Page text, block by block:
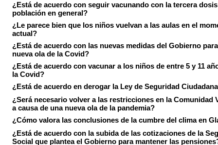
¿Está de acuerdo con seguir vacunando con la tercera
población en general?
¿Le parece bien que los niños vuelvan a las aulas en el
actual?
¿Está de acuerdo con las nuevas medidas del Gobierno
nueva ola de la Covid?
¿Está de acuerdo con vacunar a los niños de entre 5 y 11
la Covid?
¿Está de acuerdo en derogar la Ley de Seguridad
¿Será necesario volver a las restricciones en la Comunidad
a causa de una nueva ola de la pandemia?
¿Cómo valora las conclusiones de la cumbre del clima en
¿Está de acuerdo con la subida de las cotizaciones de la
Social que plantea el Gobierno para mantener las